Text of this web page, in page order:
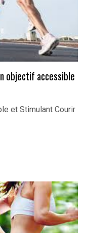
objectif accessible
et Stimulant Courir